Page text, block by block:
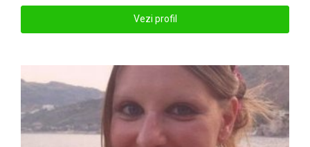
Vezi profil